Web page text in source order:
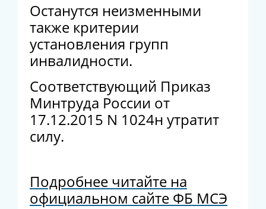
Останутся неизменными
также критерии
установления групп
инвалидности.
Соответствующий Приказ
Минтруда России от
17.12.2015 N 1024н утратит
силу.
Подробнее читайте на
официальном сайте ФБ МСЭ